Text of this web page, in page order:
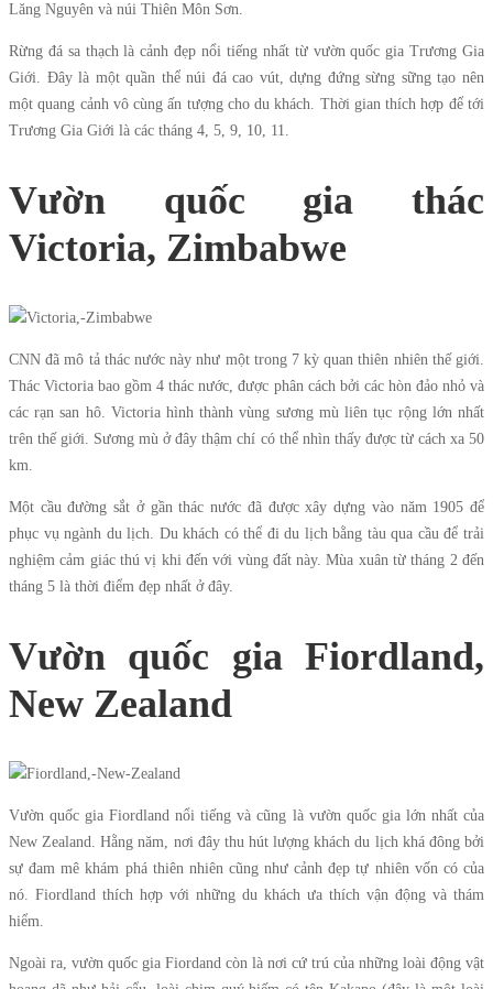
Lăng Nguyên và núi Thiên Môn Sơn.
Rừng đá sa thạch là cảnh đẹp nổi tiếng nhất từ vườn quốc gia Trương Gia
Giới. Đây là một quần thể núi đá cao vút, dựng đứng sừng sững tạo nên
một quang cảnh vô cùng ấn tượng cho du khách. Thời gian thích hợp để tới
Trương Gia Giới là các tháng 4, 5, 9, 10, 11.
Vườn quốc gia thác
Victoria, Zimbabwe
CNN đã mô tả thác nước này như một trong 7 kỳ quan thiên nhiên thế giới.
Thác Victoria bao gồm 4 thác nước, được phân cách bởi các hòn đảo nhỏ và
các rạn san hô. Victoria hình thành vùng sương mù liên tục rộng lớn nhất
trên thế giới. Sương mù ở đây thậm chí có thể nhìn thấy được từ cách xa 50
km.
Một cầu đường sắt ở gần thác nước đã được xây dựng vào năm 1905 để
phục vụ ngành du lịch. Du khách có thể đi du lịch bằng tàu qua cầu để trải
nghiệm cảm giác thú vị khi đến với vùng đất này. Mùa xuân từ tháng 2 đến
tháng 5 là thời điểm đẹp nhất ở đây.
Vườn quốc gia Fiordland,
New Zealand
Vườn quốc gia Fiordland nổi tiếng và cũng là vườn quốc gia lớn nhất của
New Zealand. Hằng năm, nơi đây thu hút lượng khách du lịch khá đông bởi
sự đam mê khám phá thiên nhiên cũng như cảnh đẹp tự nhiên vốn có của
nó. Fiordland thích hợp với những du khách ưa thích vận động và thám
hiểm.
Ngoài ra, vườn quốc gia Fiordand còn là nơi cứ trú của những loài động vật